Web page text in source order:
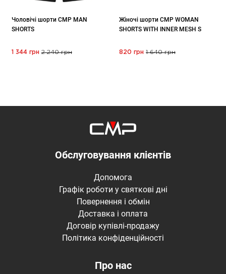
Чоловічі шорти CMP MAN
SHORTS
1 344 грн 2 240 грн
Жіночі шорти CMP WOMAN
SHORTS WITH INNER MESH S
820 грн 1 640 грн
Обслуговування клієнтів
Допомога
Графік роботи у святкові дні
Повернення і обмін
Доставка і оплата
Договір купівлі-продажу
Політика конфіденційності
Про нас